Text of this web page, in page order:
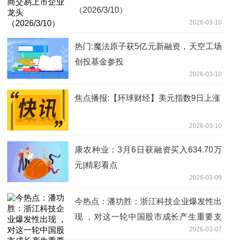
（2026/3/10）
2026-03-10
热门:魔法原子获5亿元新融资，天空工场
创投基金参投
2026-03-10
焦点播报:【环球财经】美元指数9日上涨
2026-03-10
康农种业：3月6日获融资买入634.70万
元|精彩看点
2026-03-09
今热点：潘功胜：浙江科技企业爆发性出
现 ，对这一轮中国股市成长产生重要支
2026-03-07